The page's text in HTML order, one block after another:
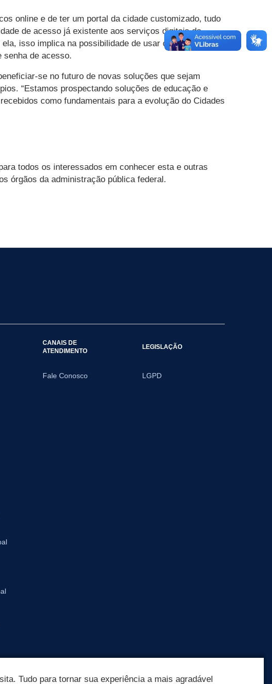
online e de ter um portal da cidade customizado, tudo
de acesso já existente aos serviços digitais da
isso implica na possibilidade de usar o login do portal
senha de acesso.
se no futuro de novas soluções que sejam
“Estamos prospectando soluções de educação e
como fundamentais para a evolução do Cidades
todos os interessados em conhecer esta e outras
órgãos da administração pública federal.
CANAIS DE
ATENDIMENTO
Fale Conosco
LEGISLAÇÃO
LGPD
Tudo para tornar sua experiência a mais agradável